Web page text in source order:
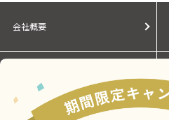
会社概要